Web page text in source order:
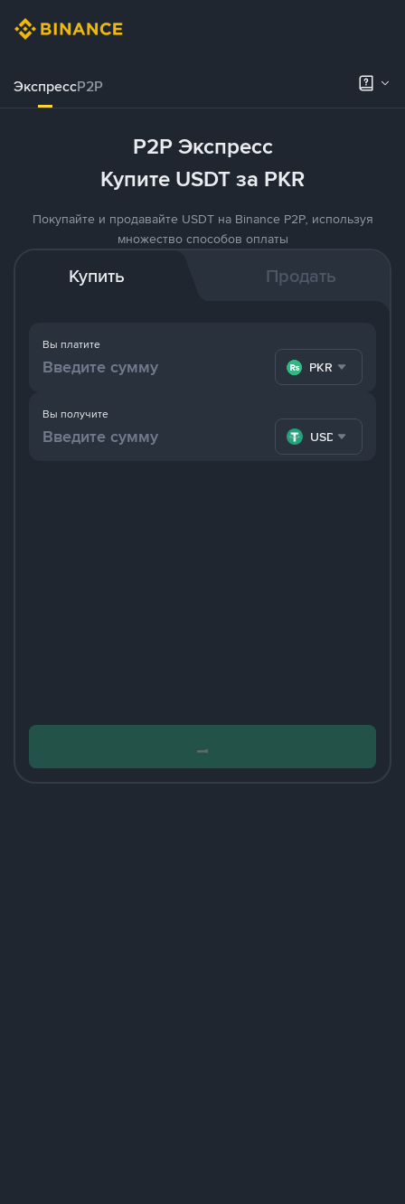
ЭкспрессP2P
P2P Экспресс
Купите USDT за PKR
Покупайте и продавайте USDT на Binance P2P, используя
множество способов оплаты
Купить Продать
Вы платите
PKR
Вы получите
USDT